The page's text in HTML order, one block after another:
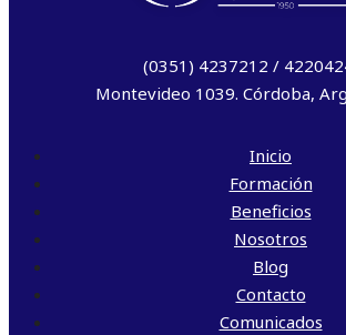
(0351) 4237212 /
Montevideo 1039. Córdoba,
Inicio
Formación
Beneficios
Nosotros
Blog
Contacto
Comunicados